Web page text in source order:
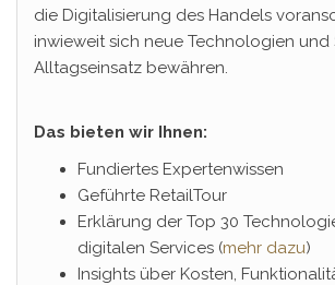
die Digitalisierung des Handels
inwieweit sich neue Technologien und
Alltagseinsatz bewähren.
Das bieten wir Ihnen:
Fundiertes Expertenwissen
Geführte RetailTour
Erklärung der Top 30
digitalen Services (mehr dazu)
Insights über Kosten,